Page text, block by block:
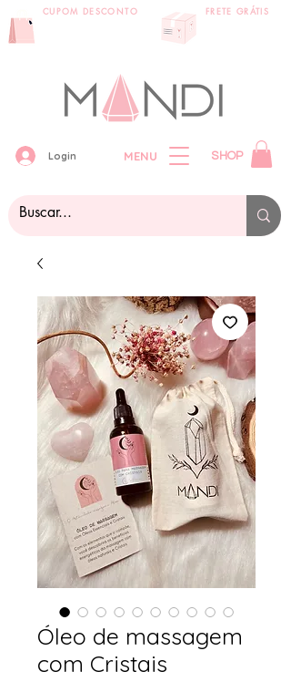
CUPOM DESCONTO FRETE GRÁTIS
Login MENU SHOP
Óleo de massagem
com Cristais